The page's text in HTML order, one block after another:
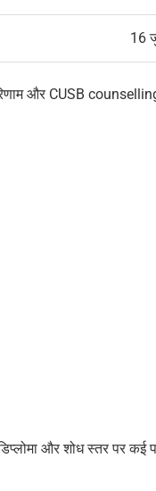
16
और CUSB
और शोध स्तर पर